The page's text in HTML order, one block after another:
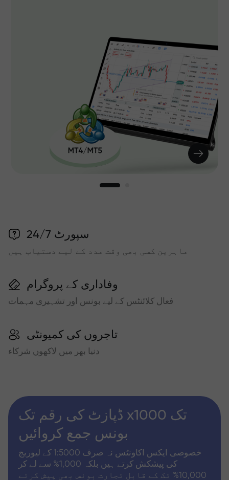
سپورٹ 24/7
ماہرین کسی بھی وقت مدد کے لیے دستیاب ہیں
وفاداری کے پروگرام
فعال کلائنٹس کے لیے بونس اور تشہیری مہمات
تاجروں کی کمیونٹی
دنیا بھر میں لاکھوں شرکاء
ڈپازٹ کی رقم تک x1000 تک
بونس جمع کروائیں
خصوصی ایکس اکاونٹس نہ صرف 1:5000 کے لیوریج
کی پیشکش کرتے ہیں بلکہ 1,000% سے لے کر
10,000% تک کے قابل تجارت بونس بھی پیش کرتے